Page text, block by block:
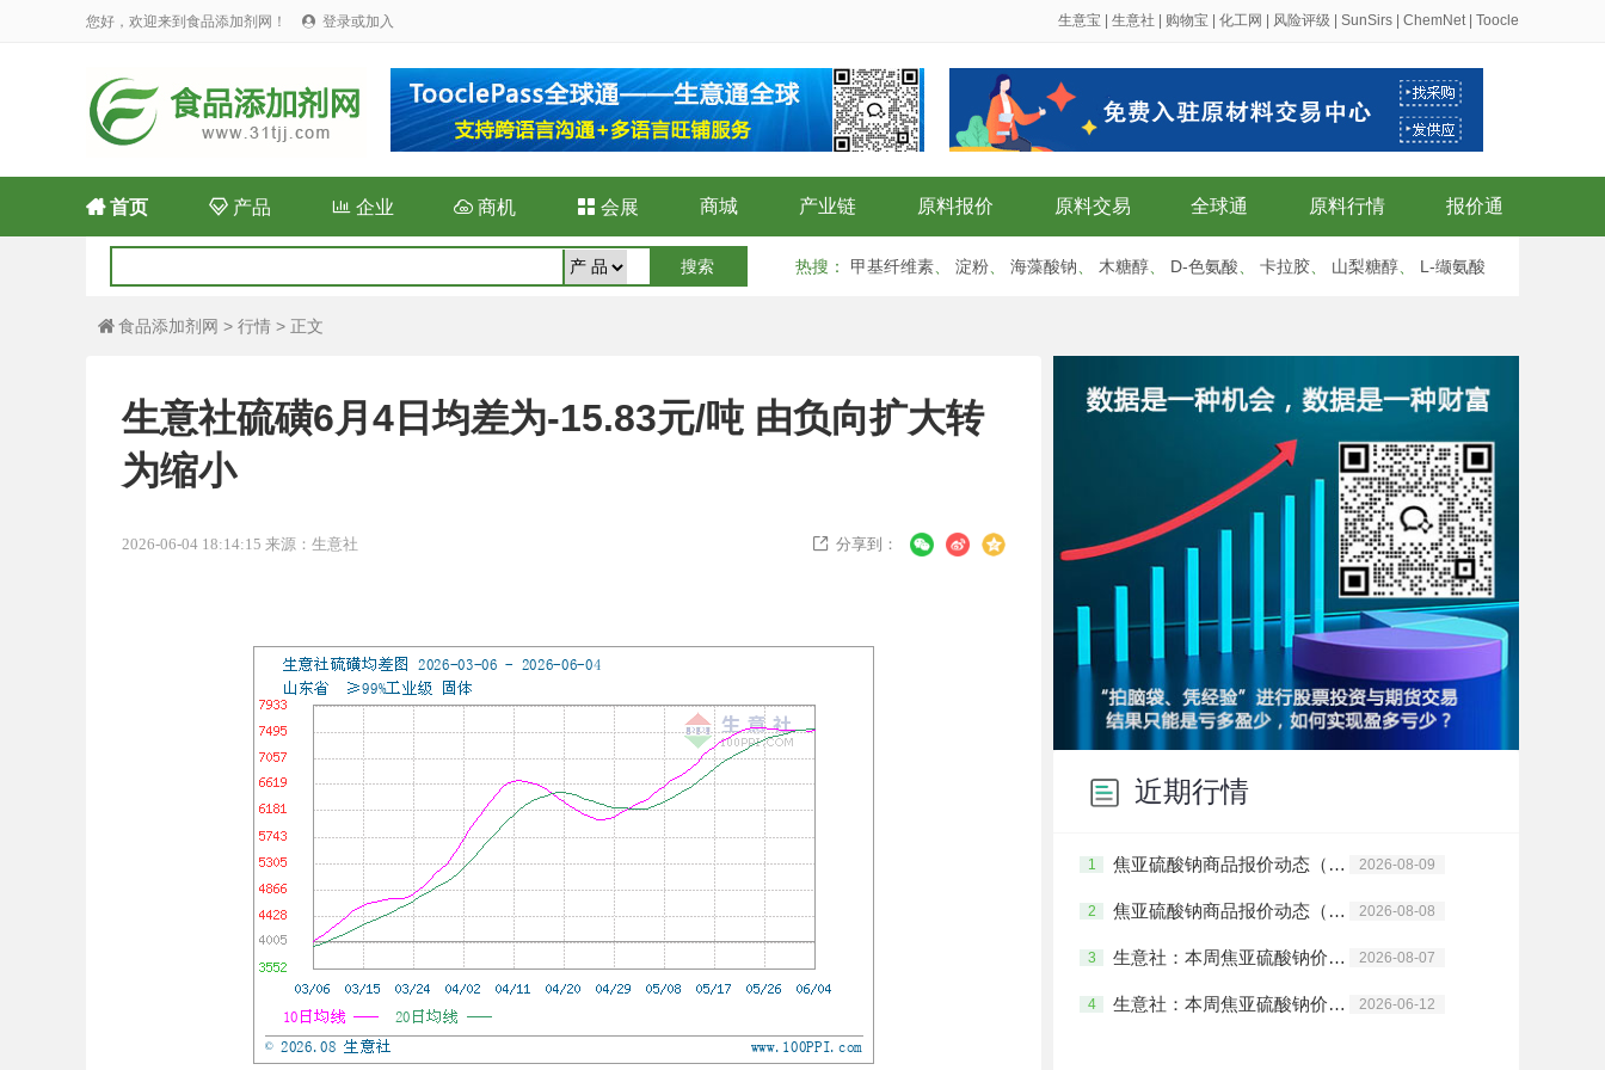
您好，欢迎来到食品添加剂网！  登录或加入 生意宝 生意社 购物宝 化工网 风险评级 SunSirs ChemNet| Toocle
首页 产品 企业  商机  会展 商城 产业链 原料报价 原料交易 全球通 原料行情 报价通
热搜 ： 甲基纤维素 淀粉 海藻酸钠 木糖醇 D-色氨酸 卡拉胶 山梨糖醇 L-缬氨酸
 食品添加剂网 > 行情 > 正文
生意社硫磺6月4日均差为-15.83元/吨 由负向扩大转
为缩小
2026-06-04 18:14:15 来源：生意社  分享到：
近期行情
1 焦亚硫酸钠商品报价动态（2026-08-09） 2026-08-09
2 焦亚硫酸钠商品报价动态（2026-08-08） 2026-08-08
3 生意社：本周焦亚硫酸钠价格上涨(8.3-8.7） 2026-08-07
4 生意社：本周焦亚硫酸钠价格上涨(6.8-6.12） 2026-06-12